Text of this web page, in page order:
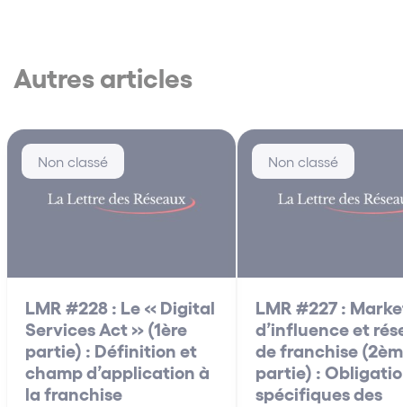
Autres articles
Non classé
LMR #228 : Le « Digital
Services Act » (1ère
partie) : Définition et
champ d’application à
la franchise
Non classé
LMR #227 :
d’influence et
de franchise
partie) :
spécifiques des